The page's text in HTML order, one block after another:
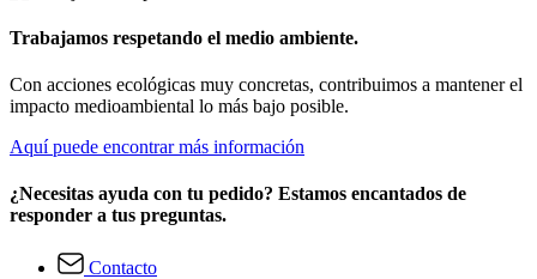
Trabajamos respetando el medio ambiente.
Con acciones ecológicas muy concretas, contribuimos a mantener el
impacto medioambiental lo más bajo posible.
Aquí puede encontrar más información
¿Necesitas ayuda con tu pedido? Estamos encantados de
responder a tus preguntas.
Contacto